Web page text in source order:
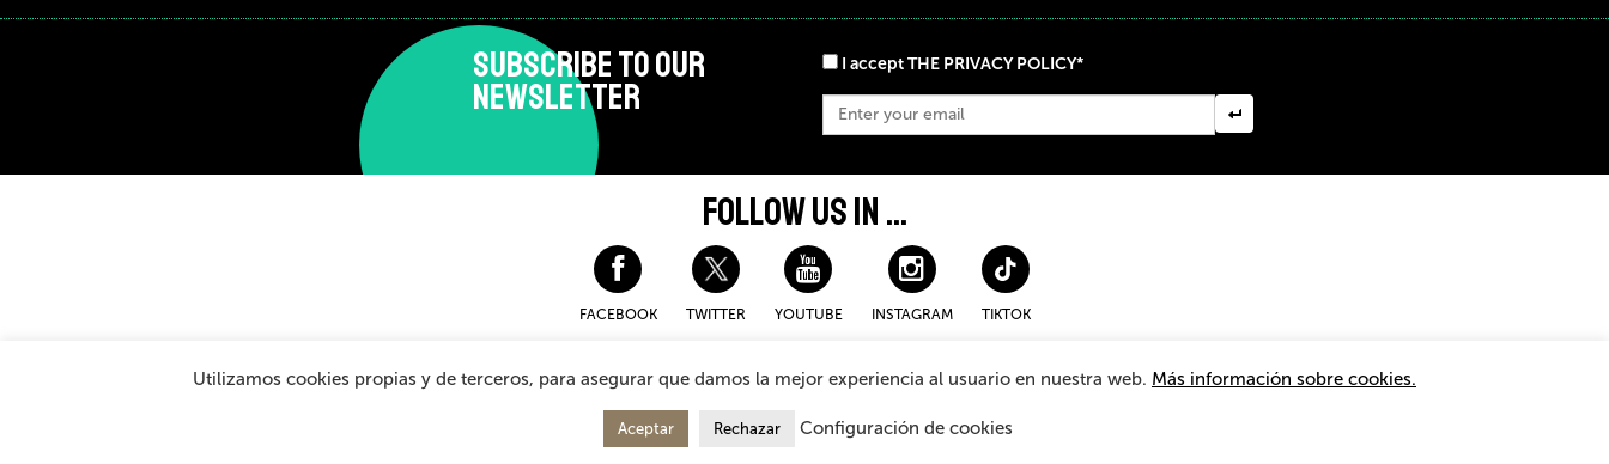
SUBSCRIBE TO OUR
NEWSLETTER
I accept THE PRIVACY POLICY*
FOLLOW US IN ...
FACEBOOK TWITTER YOUTUBE INSTAGRAM TIKTOK
Disclaimer and privacy policy Cookies Policy General Terms and Conditions for purchasing
Utilizamos cookies propias y de terceros, para asegurar que damos la mejor experiencia al usuario en nuestra web. Más información sobre cookies.
Aceptar Rechazar Configuración de cookies